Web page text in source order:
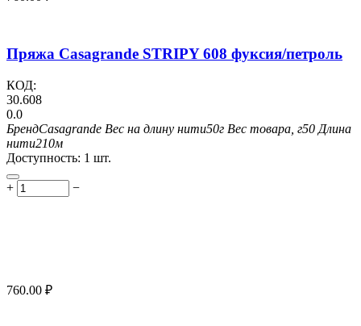
Пряжа Casagrande STRIPY 608 фуксия/петроль
КОД:
30.608
0.0
БрендCasagrande Вес на длину нити50г Вес товара, г50 Длина
нити210м
Доступность: 1 шт.
+ −
760.00 ₽